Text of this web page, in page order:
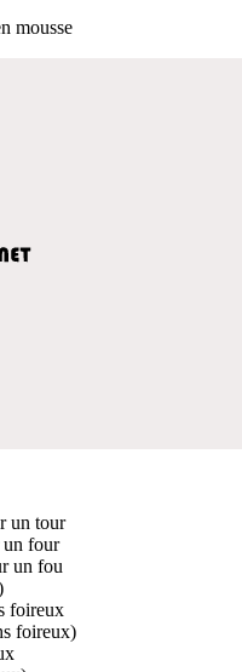
mousse
un tour
un four
un fou
foireux
foireux)